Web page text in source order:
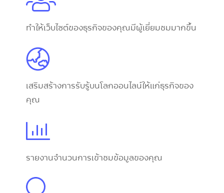
ทำให้เว็บไซต์ของธุรกิจของคุณมีผู้เยี่ยมชมมากขึ้น
เสริมสร้างการรับรู้บนโลกออนไลน์ให้แก่ธุรกิจของ
คุณ
รายงานจำนวนการเข้าชมข้อมูลของคุณ